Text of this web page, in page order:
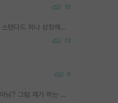
16
ML 대부분이 골드 스탠다드 하나 상정해놓고 (벤치마크 데이터셋이 여러 개면 여러 개 상정) 그거 얼마나 잘 맞추나 싸움임 가끔 번뜩이는 설계 철학을 보여주는 논문들도 있지만 대부분 그거 성적 얼마나 더 올리느라에 혈안이 되어 있는 측면이 잇음
13
9
open ai가 ai대장아님? 그럼 쟤가 하는 말이 다 맞겠네